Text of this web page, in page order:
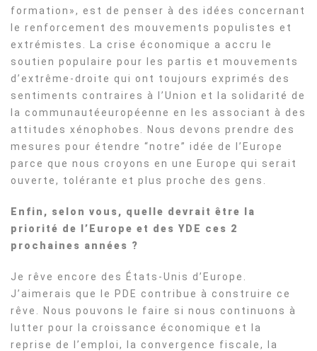
formation», est de penser à des idées concernant
le renforcement des mouvements populistes et
extrémistes. La crise économique a accru le
soutien populaire pour les partis et mouvements
d’extrême-droite qui ont toujours exprimés des
sentiments contraires à l’Union et la solidarité de
la communautéeuropéenne en les associant à des
attitudes xénophobes. Nous devons prendre des
mesures pour étendre “notre” idée de l’Europe
parce que nous croyons en une Europe qui serait
ouverte, tolérante et plus proche des gens.
Enfin, selon vous, quelle devrait être la
priorité de l’Europe et des YDE ces 2
prochaines années ?
Je rêve encore des États-Unis d’Europe.
J’aimerais que le PDE contribue à construire ce
rêve. Nous pouvons le faire si nous continuons à
lutter pour la croissance économique et la
reprise de l’emploi, la convergence fiscale, la